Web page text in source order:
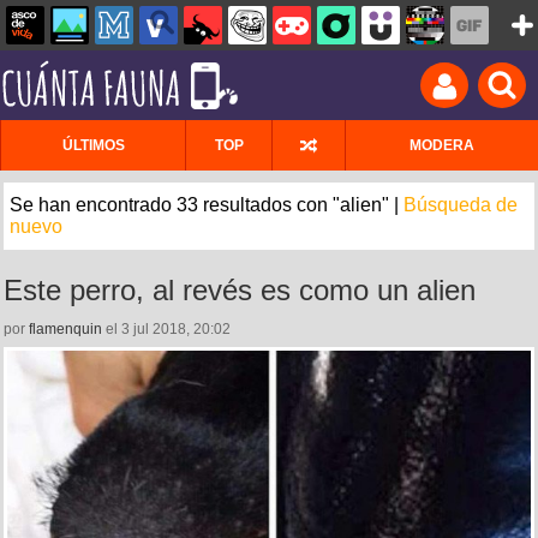
ÚLTIMOS TOP MODERA
Se han encontrado 33 resultados con "alien" |
Búsqueda de
nuevo
Este perro, al revés es como un alien
por flamenquin el 3 jul 2018, 20:02